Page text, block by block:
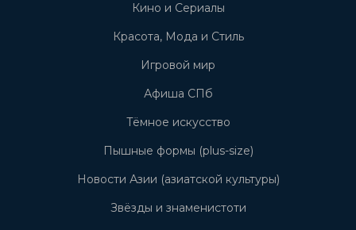
Кино и Сериалы
Красота, Мода и Стиль
Игровой мир
Афиша СПб
Тёмное искусство
Пышные формы (plus-size)
Новости Азии (азиатской культуры)
Звёзды и знаменистоти